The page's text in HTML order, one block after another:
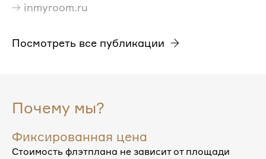
inmyroom.ru
Посмотреть все публикации
Почему мы?
Фиксированная цена
Стоимость флэтплана не зависит от площади